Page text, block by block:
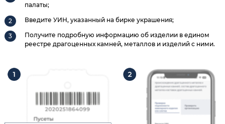
палаты;
Введите УИН, указанный на бирке украшения;
Получите подробную информацию об изделии в едином
реестре драгоценных камней, металлов и изделий с ними.